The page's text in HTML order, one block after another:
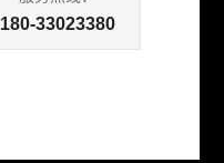
180-33023380